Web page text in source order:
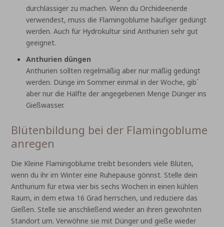
durchlässiger zu machen. Wenn du Orchideenerde
verwendest, muss die Flamingoblume häufiger gedüngt
werden. Auch für Hydrokultur sind Anthurien sehr gut
geeignet.
Anthurien düngen
Anthurien sollten regelmäßig aber nur mäßig gedüngt
werden. Dünge im Sommer einmal in der Woche, gib´
aber nur die Hälfte der angegebenen Menge Dünger ins
Gießwasser.
Blütenbildung bei der Flamingoblume
anregen
Die Kleine Flamingoblume treibt besonders viele Blüten,
wenn du ihr im Winter eine Ruhepause gönnst. Stelle dein
Anthurium für etwa vier bis sechs Wochen in einen kühlen
Raum, in dem etwa 16 Grad herrschen, und reduziere das
Gießen. Stelle sie anschließend wieder an ihren gewohnten
Standort um. Verwöhne sie mit Dünger und gieße wieder